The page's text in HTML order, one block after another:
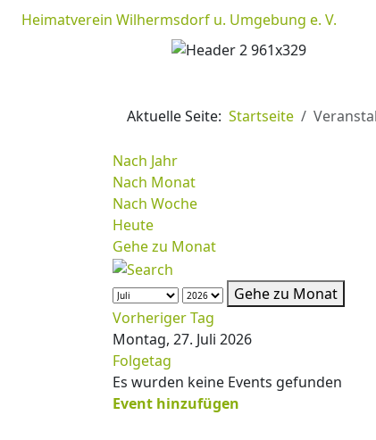
Heimatverein Wilhermsdorf u. Umgebung e. V.
Aktuelle Seite: Startseite
Nach Jahr
Nach Monat
Nach Woche
Heute
Gehe zu Monat
Gehe zu Monat
Vorheriger Tag
Montag, 27. Juli 2026
Folgetag
Es wurden keine Events gefunden
Event hinzufügen